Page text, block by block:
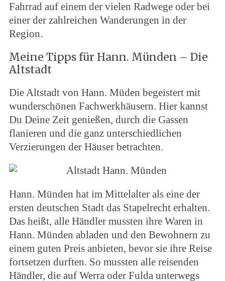
Fahrrad auf einem der vielen Radwege oder bei
einer der zahlreichen Wanderungen in der
Region.
Meine Tipps für Hann. Münden – Die
Altstadt
Die Altstadt von Hann. Müden begeistert mit
wunderschönen Fachwerkhäusern. Hier kannst
Du Deine Zeit genießen, durch die Gassen
flanieren und die ganz unterschiedlichen
Verzierungen der Häuser betrachten.
Hann. Münden hat im Mittelalter als eine der
ersten deutschen Stadt das Stapelrecht erhalten.
Das heißt, alle Händler mussten ihre Waren in
Hann. Münden abladen und den Bewohnern zu
einem guten Preis anbieten, bevor sie ihre Reise
fortsetzen durften. So mussten alle reisenden
Händler, die auf Werra oder Fulda unterwegs